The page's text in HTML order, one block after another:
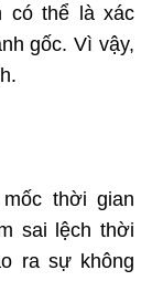
có thể là xác
gốc. Vì vậy,
thời gian
sai lệch thời
ra sự không